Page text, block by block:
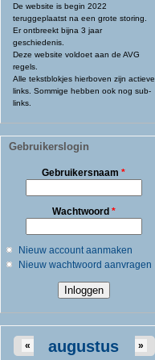
De website is begin 2022
teruggeplaatst na een grote storing.
Er ontbreekt bijna 3 jaar
geschiedenis.
Deze website voldoet aan de AVG
regels.
Alle tekstblokjes hierboven zijn actieve
links. Sommige hebben ook nog sub-
links.
Gebruikerslogin
Gebruikersnaam*
Wachtwoord *
Nieuw account aanmaken
Nieuw wachtwoord aanvragen
augustus
« »